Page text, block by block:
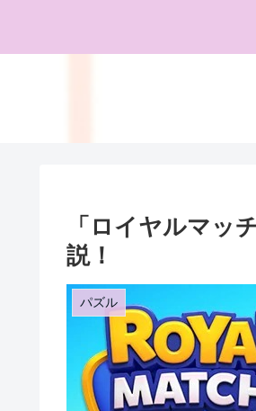
「ロイヤルマッ
説！
パズル